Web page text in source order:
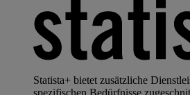
Statista+ bietet zusätzliche
spezifischen Bedürfnisse